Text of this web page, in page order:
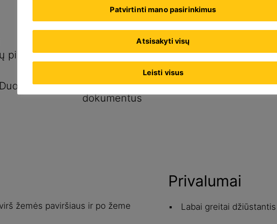
pistoletu
Rodyti visus
dokumentus
žemės paviršiaus ir po žeme
Privalumai
Labai greitai džiūstantis
Patvirtinti mano pasirinkimus
Atsisakyti visų
Leisti visus